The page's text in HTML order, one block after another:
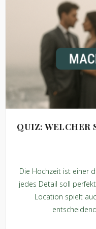
QUIZ: WELCHER
Die Hochzeit ist einer
jedes Detail soll
Location spielt